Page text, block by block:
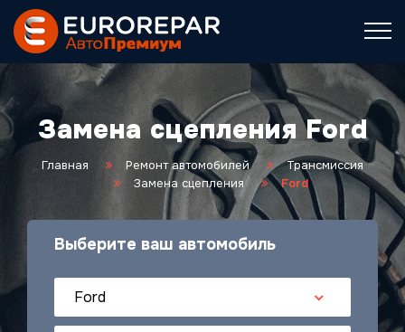
Замена сцепления Ford
Главная Ремонт автомобилей
Трансмиссия
Замена сцепления
Ford
Выберите ваш автомобиль
Ford